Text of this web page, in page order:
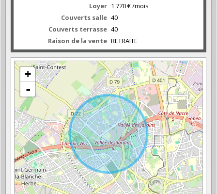
Loyer 1 770 € /mois
Couverts salle 40
Couverts terrasse 40
Raison de la vente RETRAITE
+
-